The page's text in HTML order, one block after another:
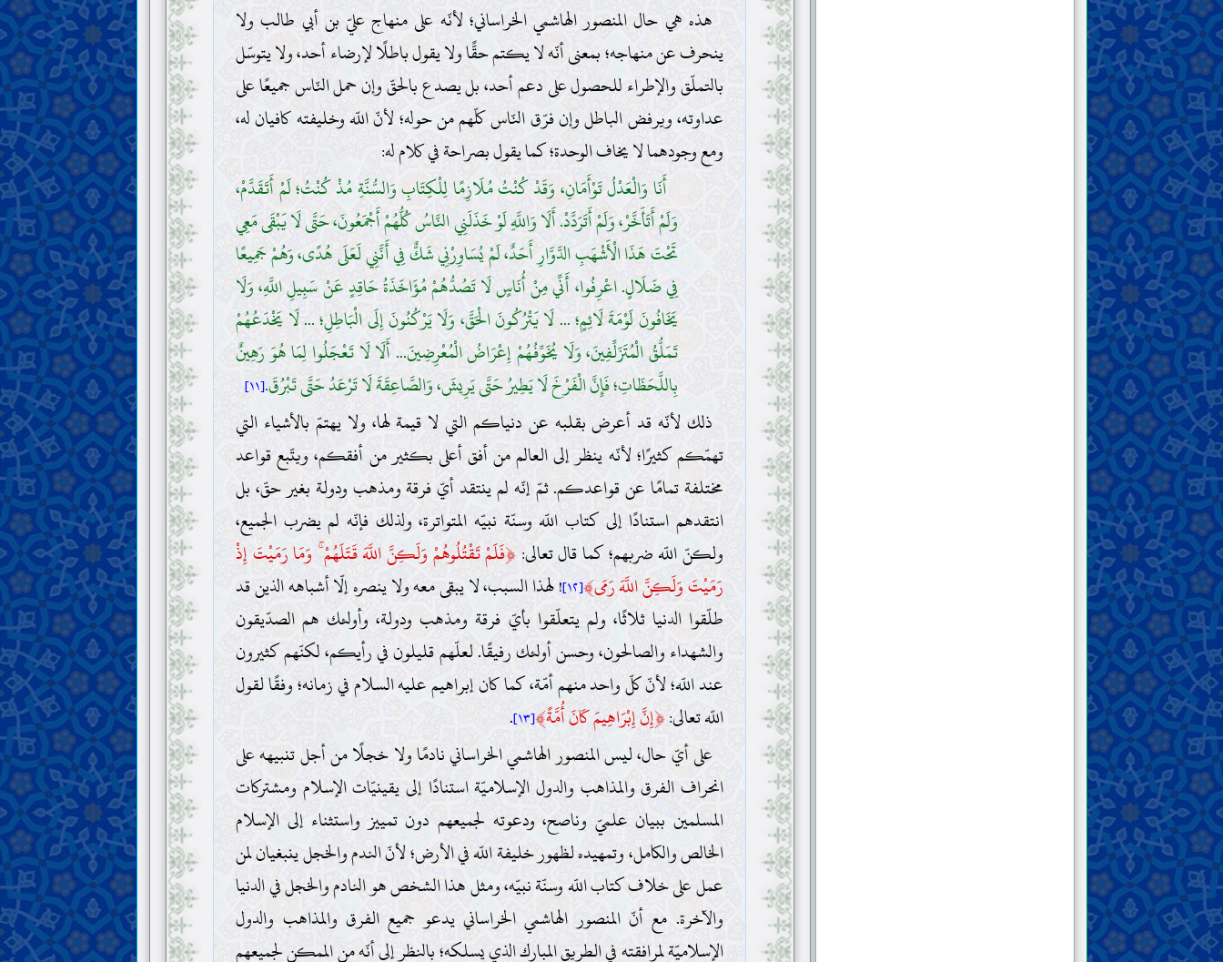
هذه هي حال المنصور الهاشمي الخراساني؛ لأنّه على منهاج عليّ بن أبي طالب ولا
ينحرف عن منهاجه؛ بمعنى أنّه لا يكتم حقًّا ولا يقول باطلًا لإرضاء أحد، ولا يتوسّل
بالتملّق والإطراء للحصول على دعم أحد، بل يصدع بالحقّ وإن حمل النّاس جميعًا على
عداوته، ويرفض الباطل وإن فرّق النّاس كلّهم من حوله؛ لأنّ اللّه وخليفته كافيان له،
ومع وجودهما لا يخاف الوحدة؛ كما يقول بصراحة في كلام له:
أَنَا وَالْعَدْلُ تَوْأَمَانِ، وَقَدْ كُنْتُ مُلَازِمًا لِلْكِتَابِ وَالسُّنَّةِ مُذْ كُنْتُ؛ لَمْ أَتَقَدَّمْ،
وَلَمْ أَتَأَخَّرْ، وَلَمْ أَتَرَدَّدْ. أَلَا وَاللَّهِ لَوْ خَذَلَنِي النَّاسُ كُلُّهُمْ أَجْمَعُونَ، حَتَّى لَا يَبْقَى مَعِي
تَحْتَ هَذَا الْأَشْهَبِ الدَّوَّارِ أَحَدٌ، لَمْ يُسَاوِرْنِي شَكٌّ فِي أَنَّنِي لَعَلَى هُدًى، وَهُمْ جَمِيعًا
فِي ضَلَالٍ. اعْرِفُوا، أَنِّي مِنْ أُنَاسٍ لَا تَصُدُّهُمْ مُؤَاخَذَةُ حَاقِدٍ عَنْ سَبِيلِ اللَّهِ، وَلَا
يَخَافُونَ لَوْمَةَ لَائِمٍ؛ ... لَا يَتْرُكُونَ الْحَقَّ، وَلَا يَرْكُنُونَ إِلَى الْبَاطِلِ؛ ... لَا يَخْدَعُهُمْ
تَمَلُّقُ الْمُتَزَلِّفِينَ، وَلَا يُخَوِّفُهُمْ إِعْرَاضُ الْمُعْرِضِينَ... أَلَا لَا تَعْجَلُوا لِمَا هُوَ رَهِينٌ
بِاللَّحَظَاتِ؛ فَإِنَّ الْفَرْخَ لَا يَطِيرُ حَتَّى يَرِيشَ، وَالصَّاعِقَةَ لَا تَرْعَدُ حَتَّى تَبْرُقَ.[١١]
ذلك لأنّه قد أعرض بقلبه عن دنياكم التي لا قيمة لها، ولا يهتمّ بالأشياء التي
تهمّكم كثيرًا؛ لأنّه ينظر إلى العالم من أفق أعلى بكثير من أفقكم، ويتّبع قواعد
مختلفة تمامًا عن قواعدكم. ثمّ إنّه لم ينتقد أيّ فرقة ومذهب ودولة بغير حقّ، بل
انتقدهم استنادًا إلى كتاب اللّه وسنّة نبيّه المتواترة، ولذلك فإنّه لم يضرب الجميع،
ولكنّ اللّه ضربهم؛ كما قال تعالى:﴿فَلَمْ تَقْتُلُوهُمْ وَلَكِنَّ اللَّهَ قَتَلَهُمْ ۚ وَمَا رَمَيْتَ إِذْ
رَمَيْتَ وَلَكِنَّ اللَّهَ رَمَى﴾[١٢]
! لهذا السبب، لا يبقى معه ولا ينصره إلّا أشباهه الذين قد
طلّقوا الدنيا ثلاثًا، ولم يتعلّقوا بأيّ فرقة ومذهب ودولة، وأولئك هم الصدّيقون
والشهداء والصالحون، وحسن أولئك رفيقًا. لعلّهم قليلون في رأيكم، لكنّهم كثيرون
عند اللّه؛ لأنّ كلّ واحد منهم أمّة، كما كان إبراهيم عليه السلام في زمانه؛ وفقًا لقول
اللّه تعالى:﴿إِنَّ إِبْرَاهِيمَ كَانَ أُمَّةً﴾[١٣]
.
على أيّ حال، ليس المنصور الهاشمي الخراساني نادمًا ولا خجلًا من أجل تنبيهه على
انحراف الفرق والمذاهب والدول الإسلاميّة استنادًا إلى يقينيّات الإسلام ومشتركات
المسلمين ببيان علميّ وناصح، ودعوته لجميعهم دون تمييز واستثناء إلى الإسلام
الخالص والكامل، وتمهيده لظهور خليفة اللّه في الأرض؛ لأنّ الندم والخجل ينبغيان لمن
عمل على خلاف كتاب اللّه وسنّة نبيّه، ومثل هذا الشخص هو النادم والخجل في الدنيا
والآخرة. مع أنّ المنصور الهاشمي الخراساني يدعو جميع الفرق والمذاهب والدول
الإسلاميّة لمرافقته في الطريق المبارك الذي يسلكه؛ بالنظر إلى أنّه من الممكن لجميعهم